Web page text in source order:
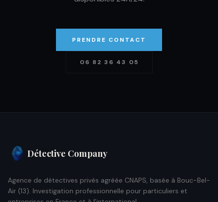
PRENDRE CONTACT
06 82 36 43 05
Détective Company
Agence de détectives privés agréée CNAPS, basée à Bouc-Bel-
Air (13). Investigation professionnelle pour particuliers et